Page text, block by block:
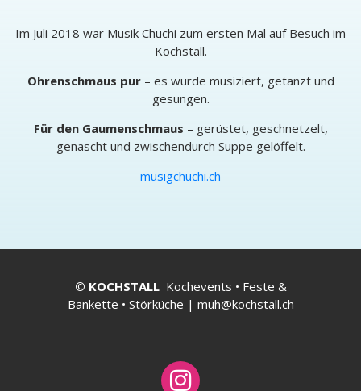
Im Juli 2018 war Musik Chuchi zum ersten Mal auf Besuch im
Kochstall.
Ohrenschmaus pur– es wurde musiziert, getanzt und
gesungen.
Für den Gaumenschmaus – gerüstet, geschnetzelt,
genascht und zwischendurch Suppe gelöffelt.
musigchuchi.ch
© KOCHSTALLKochevents • Feste &
Bankette • Störküche | muh@kochstall.ch